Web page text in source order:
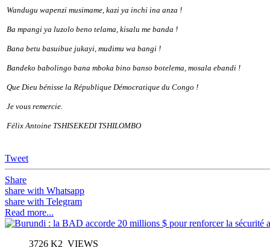
Wandugu wapenzi musimame, kazi ya inchi ina anza !
Ba mpangi ya luzolo beno telama, kisalu me banda !
Bana betu basuibue jukayi, mudimu wa bangi !
Bandeko babolingo bana mboka bino banso botelema, mosala ebandi !
Que Dieu bénisse la République Démocratique du Congo !
Je vous remercie.
Félix Antoine TSHISEKEDI TSHILOMBO
Tweet
Share
share with Whatsapp
share with Telegram
Read more...
3726 K2_VIEWS